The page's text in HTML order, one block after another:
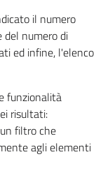
il numero
del numero di
ed infine, l'elenco
funzionalità
risultati:
filtro che
agli elementi